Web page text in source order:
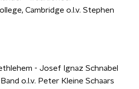
Cambridge o.l.v. Stephen
- Josef Ignaz Schnabel
o.l.v. Peter Kleine Schaars